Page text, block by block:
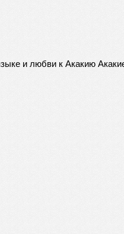
и любви к Акакию